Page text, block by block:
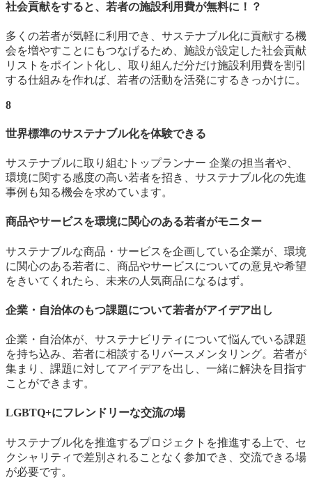
社会貢献をすると、若者の施設利用費が無料に！？
多くの若者が気軽に利用でき、サステナブル化に貢献する機
会を増やすことにもつなげるため、施設が設定した社会貢献
リストをポイント化し、取り組んだ分だけ施設利用費を割引
する仕組みを作れば、若者の活動を活発にするきっかけに。
8
世界標準のサステナブル化を体験できる
サステナブルに取り組むトップランナー 企業の担当者や、
環境に関する感度の高い若者を招き、サステナブル化の先進
事例も知る機会を求めています。
商品やサービスを環境に関心のある若者がモニター
サステナブルな商品・サービスを企画している企業が、環境
に関心のある若者に、商品やサービスについての意見や希望
をきいてくれたら、未来の人気商品になるはず。
企業・自治体のもつ課題について若者がアイデア出し
企業・自治体が、サステナビリティについて悩んでいる課題
を持ち込み、若者に相談するリバースメンタリング。若者が
集まり、課題に対してアイデアを出し、一緒に解決を目指す
ことができます。
LGBTQ+にフレンドリーな交流の場
サステナブル化を推進するプロジェクトを推進する上で、セ
クシャリティで差別されることなく参加でき、交流できる場
が必要です。